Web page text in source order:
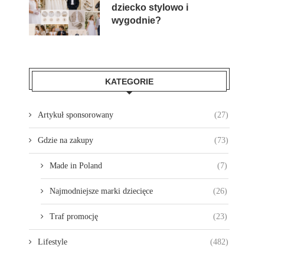
dziecko stylowo i
wygodnie?
KATEGORIE
Artykuł sponsorowany (27)
Gdzie na zakupy (73)
Made in Poland (7)
Najmodniejsze marki dziecięce (26)
Traf promocję (23)
Lifestyle (482)